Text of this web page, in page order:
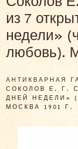
из 7
недели»
любовь).
АНТИКВАРНАЯ
СОКОЛОВ Е. Г.
ДНЕЙ НЕДЕЛИ»
МОСКВА 1901 Г.